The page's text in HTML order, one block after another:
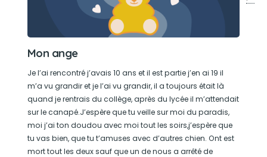
Mon ange
Je l’ai rencontré j’avais 10 ans et il est partie j’en ai 19 il
m’a vu grandir et je l’ai vu grandir, il a toujours était là
quand je rentrais du collège, après du lycée il m’attendait
sur le canapé.J’espère que tu veille sur moi du paradis,
moi j’ai ton doudou avec moi tout les soirs,j’espère que
tu vas bien, que tu t’amuses avec d’autres chien. Ont est
mort tout les deux sauf que un de nous a arrêté de